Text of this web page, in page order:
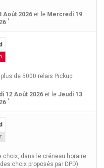
Août 2026et le Mercredi 19
*
de 5000 relais Pickup.
12 Août 2026et le Jeudi 13
*
choix, dans le créneau horaire
choix proposés par DPD).